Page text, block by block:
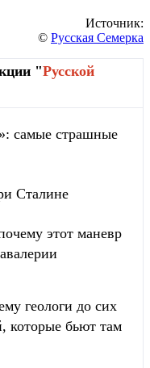
Источник:
© Русская Семерка
"Русской
самые страшные
Сталине
этот маневр
геологи до сих
которые бьют там